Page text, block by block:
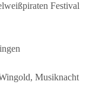
Festival
Musiknacht